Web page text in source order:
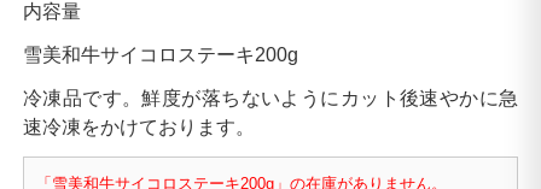
内容量
雪美和牛サイコロステーキ200g
冷凍品です。鮮度が落ちないようにカット後速やかに急
速冷凍をかけております。
「雪美和牛サイコロステーキ200g」の在庫がありません。